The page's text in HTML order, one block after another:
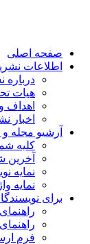
صفحه اصلی
اطلاعات
درباره
هیات
اهداف
اخبار
آرشیو مجله و
کلیه
آخرین
نمایه
نمایه
برای
فرم